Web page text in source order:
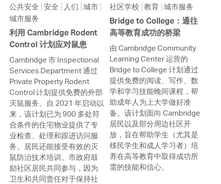
公共安全 安全 人们 城市
城市服务
利用 Cambridge Rodent
Control 计划应对鼠患
Cambridge 市 Inspectional
Services Department 通过
Private Property Rodent
Control 计划提供免费的外部
灭鼠服务。自 2021 年启动以
来，该计划已为 900 多处符
合条件的住宅物业提供了专
业检查、处理和跟进访问服
务。居民还能接受有效的灭
鼠防治技术培训。市政府鼓
励社区居民共同参与，因为
卫生和共同责任对于保持社
社区学校 教育 城市服务
Bridge to College：通往
高等教育成功的桥梁
由 Cambridge Community
Learning Center 运营的
Bridge to College 计划通过
提供免费的阅读、写作、数
学和学习技能晚间课程，帮
助成年人为上大学做好准
备。该计划面向 Cambridge
居民以及部分周边社区开
放，旨在帮助学生（尤其是
移民学生和成人学习者）培
养在高等教育中取得成功所
需的技能和信心。